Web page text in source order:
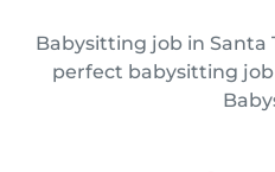
Babysitting job in Santa
perfect babysitting